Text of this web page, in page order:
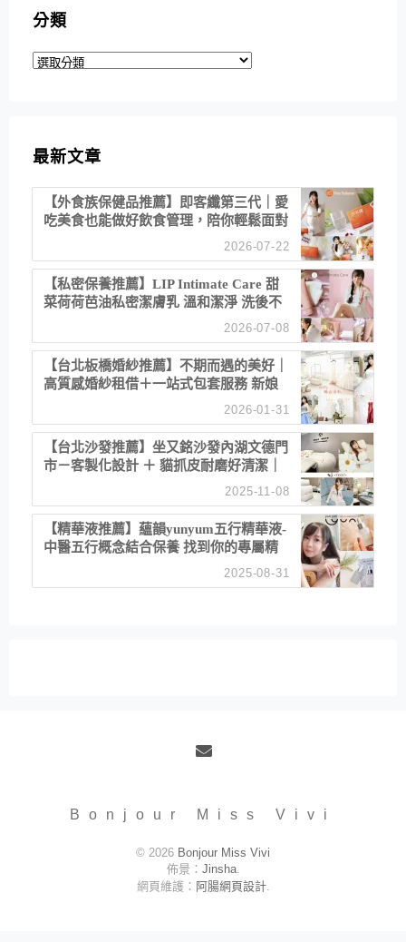
分類
分
最新文章
【外食族保健品推薦】即客纖第三代｜愛
吃美食也能做好飲食管理，陪你輕鬆面對
2026-07-22
【私密保養推薦】LIP Intimate Care 甜
菜荷荷芭油私密潔膚乳 溫和潔淨 洗後不
2026-07-08
【台北板橋婚紗推薦】不期而遇的美好｜
高質感婚紗租借＋一站式包套服務 新娘
2026-01-31
【台北沙發推薦】坐又銘沙發內湖文德門
市－客製化設計 ＋ 貓抓皮耐磨好清潔｜
直營直銷、價格透明 高CP值打造夢想
居家風格
2025-11-08
【精華液推薦】蘊韻yunyum五行精華液-
中醫五行概念結合保養 找到你的專屬精
華！ 水㊀土㊀就選「潤・賦精華」維持
肌膚剛剛好的平衡
2025-08-31
Bonjour Miss Vivi
© 2026 Bonjour Miss Vivi
佈景： Jinsha.
網頁維護： 阿腸網頁設計.